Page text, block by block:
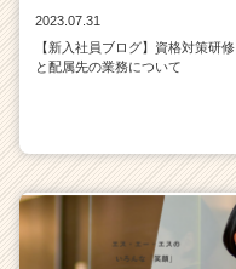
2023.07.31
【新入社員ブログ】資格対策研修
と配属先の業務について